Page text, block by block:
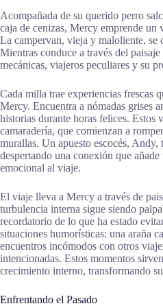
Acompañada de su querido perro
caja de cenizas, Mercy emprende un
La campervan, vieja y maloliente, se
Mientras conduce a través del
mecánicas, viajeros peculiares y su
Cada milla trae experiencias frescas
Mercy. Encuentra a nómadas grises
historias durante horas felices. Estos
camaradería, que comienzan a
murallas. Un apuesto escocés, Andy,
despertando una conexión que
emocional al viaje.
El viaje lleva a Mercy a través de
turbulencia interna sigue siendo
recordatorio de lo que ha estado
situaciones humorísticas: una araña
encuentros incómodos con otros
intencionadas. Estos momentos
crecimiento interno, transformando
Enfrentando el Pasado